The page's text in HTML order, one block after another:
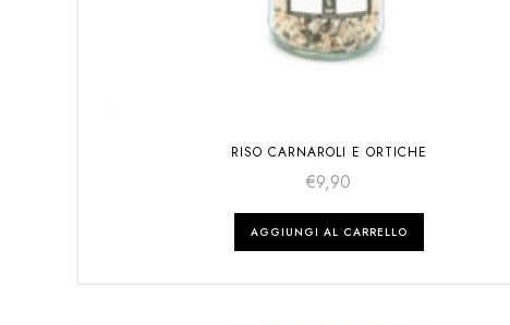
RISO CARNAROLI E ORTICHE
€9,90
AGGIUNGI AL CARRELLO